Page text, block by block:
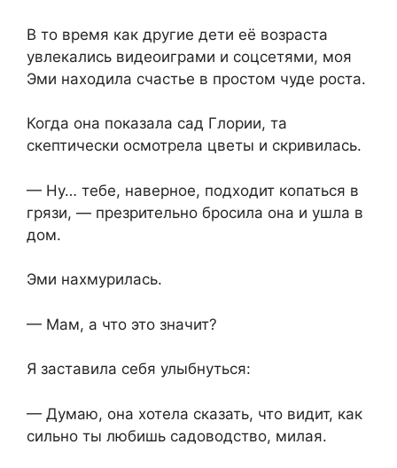
В то время как другие дети её возраста
увлекались видеоиграми и соцсетями, моя
Эми находила счастье в простом чуде роста.
Когда она показала сад Глории, та
скептически осмотрела цветы и скривилась.
— Ну… тебе, наверное, подходит копаться в
грязи, — презрительно бросила она и ушла в
дом.
Эми нахмурилась.
— Мам, а что это значит?
Я заставила себя улыбнуться:
— Думаю, она хотела сказать, что видит, как
сильно ты любишь садоводство, милая.